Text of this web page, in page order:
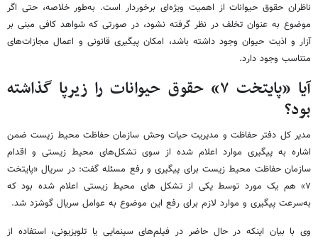
ناظران حقوق حیوانات از اهمیت ویژه‌ای برخوردار است. به‌طور خلاصه، حتی اگر
موضوع به عنوان تخلف در نظر گرفته نشود، در صورتی که شواهد کافی مبنی بر
آزار و اذیت حیوان وجود داشته باشد، امکان پیگیری قانونی و اعمال مجازات‌های
متناسب وجود دارد.
آیا «پایتخت ۷» حقوق حیوانات را زیرپا گذاشته
بود؟
مدیر کل دفتر حفاظت و مدیریت حیات وحش سازمان حفاظت محیط زیست ضمن
اشاره به پیگیری موارد اعلام شده از سوی تشکل‌های محیط زیستی و اقدام
سازمان حفاظت محیط زیست برای پیگیری و رفع مسئله گفت: در سریال «پایتخت
۷» هم یک مورد توسط یکی از تشکل های محیط زیستی اعلام شده بود که
به‌سرعت پیگیری و موارد لازم برای رفع این موضوع به عوامل سریال گوشزد شد.
وی با بیان اینکه در حال حاضر در فیلم‌های سینمایی یا تلویزیونی، استفاده از